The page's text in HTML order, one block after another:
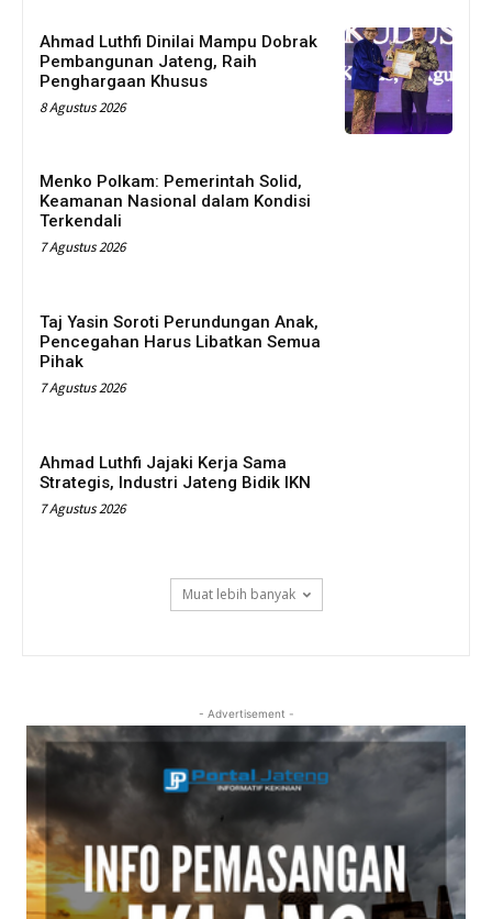
Ahmad Luthfi Dinilai Mampu Dobrak
Pembangunan Jateng, Raih
Penghargaan Khusus
8 Agustus 2026
Menko Polkam: Pemerintah Solid,
Keamanan Nasional dalam Kondisi
Terkendali
7 Agustus 2026
Taj Yasin Soroti Perundungan Anak,
Pencegahan Harus Libatkan Semua
Pihak
7 Agustus 2026
Ahmad Luthfi Jajaki Kerja Sama
Strategis, Industri Jateng Bidik IKN
7 Agustus 2026
Muat lebih banyak
- Advertisement -